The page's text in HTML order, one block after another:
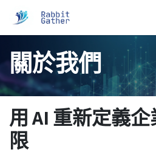
關於我們
用 AI 重新定義
限